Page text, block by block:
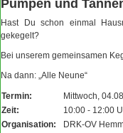
Pumpen und
Hast Du schon einmal
gekegelt?
Bei unserem gemeinsamen
Na dann: „Alle Neune“
Termin:
Mittwoch,
Zeit:
10:00 - 12:00
Organisation:
DRK-OV